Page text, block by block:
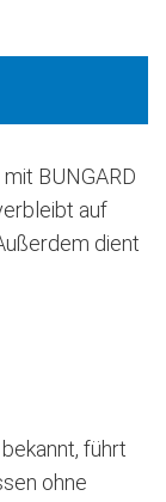
BUNGARD
auf
dient
führt
ohne